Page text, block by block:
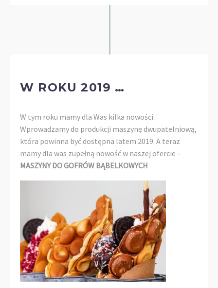
W ROKU 2019 …
W tym roku mamy dla Was kilka nowości.
Wprowadzamy do produkcji maszynę dwupatelniową,
która powinna być dostępna latem 2019. A teraz
mamy dla was zupełną nowość w naszej ofercie –
MASZYNY DO GOFRÓW BĄBELKOWYCH